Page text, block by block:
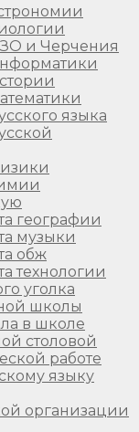
и Черчения
языка
географии
музыки
обж
технологии
уголка
школы
в школе
столовой
работе
языку
организации